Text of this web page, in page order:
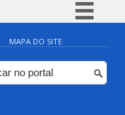
Simplifique!
Comunica BR
Participe
MAPA DO SITE